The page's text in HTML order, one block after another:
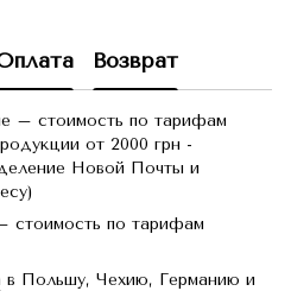
Возврат
– стоимость по тарифам
от 2000 грн -
Новой Почты и
стоимость по тарифам
в Польшу, Чехию, Германию и